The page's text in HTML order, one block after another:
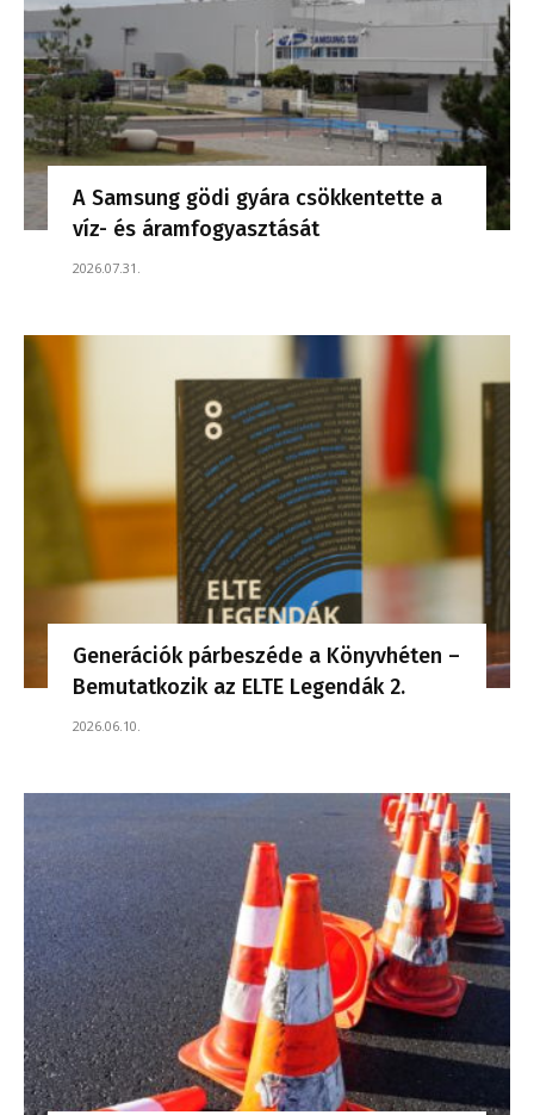
A Samsung gödi gyára csökkentette a
víz- és áramfogyasztását
2026.07.31.
Generációk párbeszéde a Könyvhéten –
Bemutatkozik az ELTE Legendák 2.
2026.06.10.